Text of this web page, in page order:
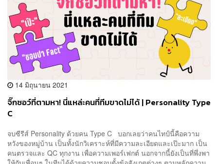
14 มิถุนายน 2021
จิ๊กซอว์ที่ตามหา! นี่แหล่ะคนที่ทีมขาดไม่ได้ | Personality Type
C
จบซีรีส์ Personality ด้วยคน Type C บอกเลยว่าคนไทป์นี้คือความ
หวังของหมู่บ้าน เป็นทั้งนักวิเคราะห์ที่มีความละเอียดและเป๊ะมาก เป็น
คนตรวจและ QC ทุกงาน เพื่อความเพอร์เฟกต์ นอกจากนี้ยังเป็นที่พึ่งพา